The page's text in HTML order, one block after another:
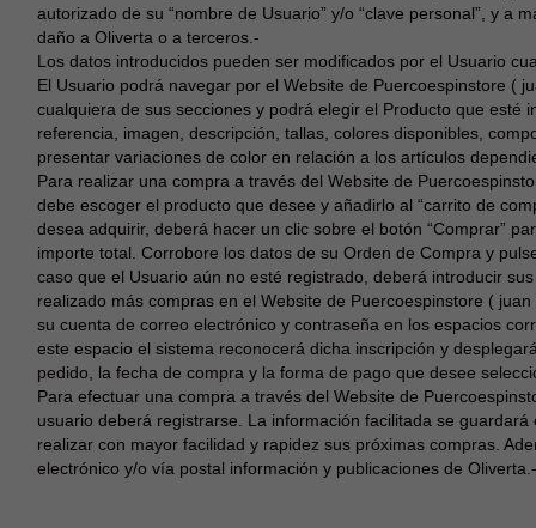
autorizado de su “nombre de Usuario” y/o “clave personal”, y a
daño a Oliverta o a terceros.-
Los datos introducidos pueden ser modificados por el Usuario
El Usuario podrá navegar por el Website de Puercoespinstore (
cualquiera de sus secciones y podrá elegir el Producto que esté
referencia, imagen, descripción, tallas, colores disponibles,
presentar variaciones de color en relación a los artículos
Para realizar una compra a través del Website de
debe escoger el producto que desee y añadirlo al “carrito de
desea adquirir, deberá hacer un clic sobre el botón “Comprar”
importe total. Corrobore los datos de su Orden de Compra y
caso que el Usuario aún no esté registrado, deberá introducir
realizado más compras en el Website de Puercoespinstore (
su cuenta de correo electrónico y contraseña en los espacios
este espacio el sistema reconocerá dicha inscripción y
pedido, la fecha de compra y la forma de pago que desee
Para efectuar una compra a través del Website de
usuario deberá registrarse. La información facilitada se
realizar con mayor facilidad y rapidez sus próximas compras.
electrónico y/o vía postal información y publicaciones de Oliverta.-